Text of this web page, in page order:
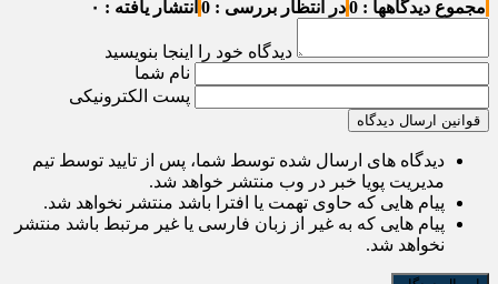
مجموع دیدگاهها : 0 در انتظار بررسی : 0 انتشار یافته : ۰
دیدگاه خود را اینجا بنویسید
نام شما
پست الکترونیکی
قوانین ارسال دیدگاه
دیدگاه های ارسال شده توسط شما، پس از تایید توسط تیم
مدیریت پویا خبر در وب منتشر خواهد شد.
پیام هایی که حاوی تهمت یا افترا باشد منتشر نخواهد شد.
پیام هایی که به غیر از زبان فارسی یا غیر مرتبط باشد منتشر
نخواهد شد.